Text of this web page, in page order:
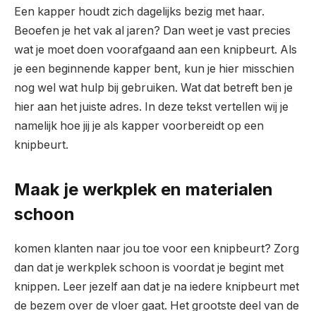
Een kapper houdt zich dagelijks bezig met haar.
Beoefen je het vak al jaren? Dan weet je vast precies
wat je moet doen voorafgaand aan een knipbeurt. Als
je een beginnende kapper bent, kun je hier misschien
nog wel wat hulp bij gebruiken. Wat dat betreft ben je
hier aan het juiste adres. In deze tekst vertellen wij je
namelijk hoe jij je als kapper voorbereidt op een
knipbeurt.
Maak je werkplek en materialen
schoon
komen klanten naar jou toe voor een knipbeurt? Zorg
dan dat je werkplek schoon is voordat je begint met
knippen. Leer jezelf aan dat je na iedere knipbeurt met
de bezem over de vloer gaat. Het grootste deel van de